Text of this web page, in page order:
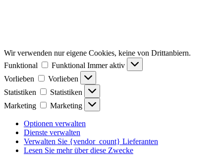
Wir verwenden nur eigene Cookies, keine von Drittanbiern.
Funktional
Funktional Immer aktiv
Vorlieben
Vorlieben
Statistiken
Statistiken
Marketing
Marketing
Optionen verwalten
Dienste verwalten
Verwalten Sie {vendor_count} Lieferanten
Lesen Sie mehr über diese Zwecke